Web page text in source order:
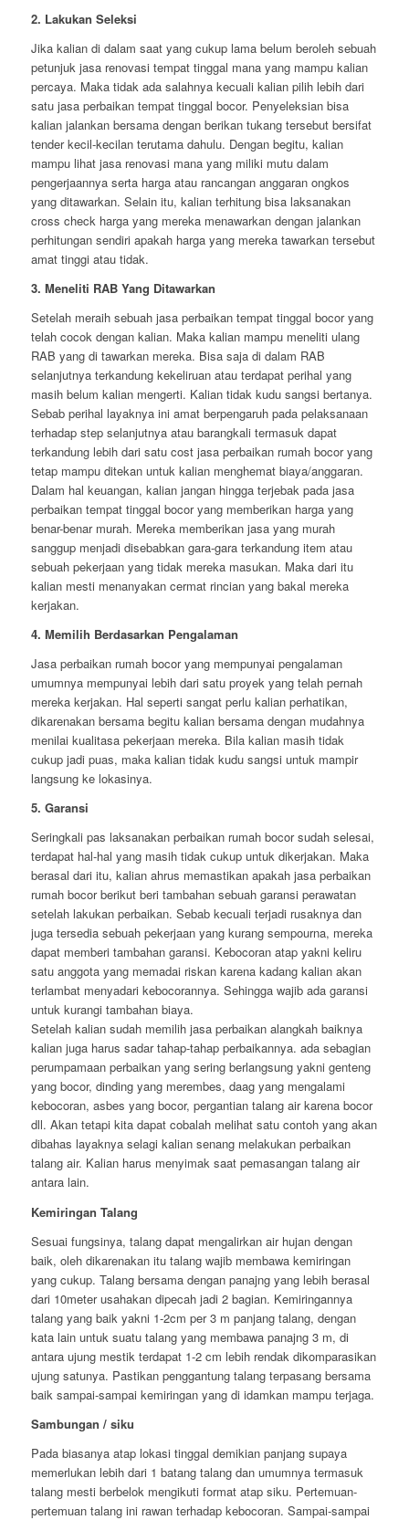
2. Lakukan Seleksi
Jika kalian di dalam saat yang cukup lama belum beroleh sebuah
petunjuk jasa renovasi tempat tinggal mana yang mampu kalian
percaya. Maka tidak ada salahnya kecuali kalian pilih lebih dari
satu jasa perbaikan tempat tinggal bocor. Penyeleksian bisa
kalian jalankan bersama dengan berikan tukang tersebut bersifat
tender kecil-kecilan terutama dahulu. Dengan begitu, kalian
mampu lihat jasa renovasi mana yang miliki mutu dalam
pengerjaannya serta harga atau rancangan anggaran ongkos
yang ditawarkan. Selain itu, kalian terhitung bisa laksanakan
cross check harga yang mereka menawarkan dengan jalankan
perhitungan sendiri apakah harga yang mereka tawarkan tersebut
amat tinggi atau tidak.
3. Meneliti RAB Yang Ditawarkan
Setelah meraih sebuah jasa perbaikan tempat tinggal bocor yang
telah cocok dengan kalian. Maka kalian mampu meneliti ulang
RAB yang di tawarkan mereka. Bisa saja di dalam RAB
selanjutnya terkandung kekeliruan atau terdapat perihal yang
masih belum kalian mengerti. Kalian tidak kudu sangsi bertanya.
Sebab perihal layaknya ini amat berpengaruh pada pelaksanaan
terhadap step selanjutnya atau barangkali termasuk dapat
terkandung lebih dari satu cost jasa perbaikan rumah bocor yang
tetap mampu ditekan untuk kalian menghemat biaya/anggaran.
Dalam hal keuangan, kalian jangan hingga terjebak pada jasa
perbaikan tempat tinggal bocor yang memberikan harga yang
benar-benar murah. Mereka memberikan jasa yang murah
sanggup menjadi disebabkan gara-gara terkandung item atau
sebuah pekerjaan yang tidak mereka masukan. Maka dari itu
kalian mesti menanyakan cermat rincian yang bakal mereka
kerjakan.
4. Memilih Berdasarkan Pengalaman
Jasa perbaikan rumah bocor yang mempunyai pengalaman
umumnya mempunyai lebih dari satu proyek yang telah pernah
mereka kerjakan. Hal seperti sangat perlu kalian perhatikan,
dikarenakan bersama begitu kalian bersama dengan mudahnya
menilai kualitasa pekerjaan mereka. Bila kalian masih tidak
cukup jadi puas, maka kalian tidak kudu sangsi untuk mampir
langsung ke lokasinya.
5. Garansi
Seringkali pas laksanakan perbaikan rumah bocor sudah selesai,
terdapat hal-hal yang masih tidak cukup untuk dikerjakan. Maka
berasal dari itu, kalian ahrus memastikan apakah jasa perbaikan
rumah bocor berikut beri tambahan sebuah garansi perawatan
setelah lakukan perbaikan. Sebab kecuali terjadi rusaknya dan
juga tersedia sebuah pekerjaan yang kurang sempourna, mereka
dapat memberi tambahan garansi. Kebocoran atap yakni keliru
satu anggota yang memadai riskan karena kadang kalian akan
terlambat menyadari kebocorannya. Sehingga wajib ada garansi
untuk kurangi tambahan biaya.
Setelah kalian sudah memilih jasa perbaikan alangkah baiknya
kalian juga harus sadar tahap-tahap perbaikannya. ada sebagian
perumpamaan perbaikan yang sering berlangsung yakni genteng
yang bocor, dinding yang merembes, daag yang mengalami
kebocoran, asbes yang bocor, pergantian talang air karena bocor
dll. Akan tetapi kita dapat cobalah melihat satu contoh yang akan
dibahas layaknya selagi kalian senang melakukan perbaikan
talang air. Kalian harus menyimak saat pemasangan talang air
antara lain.
Kemiringan Talang
Sesuai fungsinya, talang dapat mengalirkan air hujan dengan
baik, oleh dikarenakan itu talang wajib membawa kemiringan
yang cukup. Talang bersama dengan panajng yang lebih berasal
dari 10meter usahakan dipecah jadi 2 bagian. Kemiringannya
talang yang baik yakni 1-2cm per 3 m panjang talang, dengan
kata lain untuk suatu talang yang membawa panajng 3 m, di
antara ujung mestik terdapat 1-2 cm lebih rendak dikomparasikan
ujung satunya. Pastikan penggantung talang terpasang bersama
baik sampai-sampai kemiringan yang di idamkan mampu terjaga.
Sambungan / siku
Pada biasanya atap lokasi tinggal demikian panjang supaya
memerlukan lebih dari 1 batang talang dan umumnya termasuk
talang mesti berbelok mengikuti format atap siku. Pertemuan-
pertemuan talang ini rawan terhadap kebocoran. Sampai-sampai